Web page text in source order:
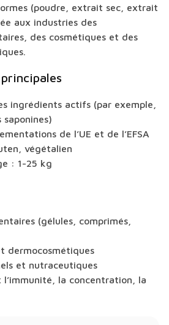
(poudre, extrait sec, extrait
aux industries des
des cosmétiques et des
ingrédients actifs (par exemple,
saponines)
de l’UE et de l’EFSA
végétalien
: 1-25 kg
(gélules, comprimés,
dermocosmétiques
et nutraceutiques
la concentration, la